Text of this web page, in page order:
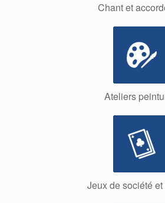
Chant et
Ateliers
Jeux de société et